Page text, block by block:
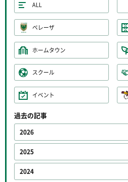
ALL
ベレーザ
ホームタウン
スクール
イベント
過去の記事
2026
2025
2024